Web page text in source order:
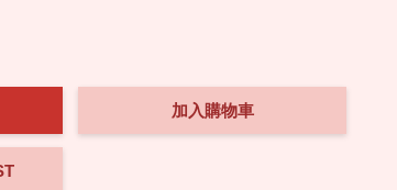
加入購物車